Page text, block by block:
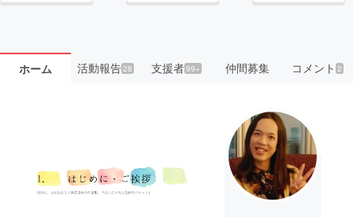
ホーム 活動報告28 支援者99+ 仲間募集 コメント 2